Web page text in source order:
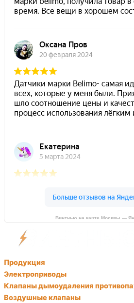
Винтнью на карте Москвы —
Продукция
Электроприводы
Клапаны дымоудаления
Воздушные клапаны